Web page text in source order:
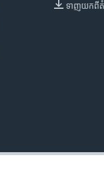
ទាញ​យក​ពី​តំ